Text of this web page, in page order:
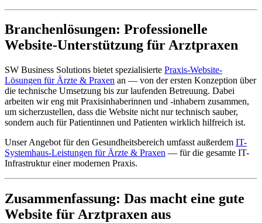
Branchenlösungen: Professionelle
Website-Unterstützung für Arztpraxen
SW Business Solutions bietet spezialisierte Praxis-Website-
Lösungen für Ärzte & Praxen an — von der ersten Konzeption über
die technische Umsetzung bis zur laufenden Betreuung. Dabei
arbeiten wir eng mit Praxisinhaberinnen und -inhabern zusammen,
um sicherzustellen, dass die Website nicht nur technisch sauber,
sondern auch für Patientinnen und Patienten wirklich hilfreich ist.
Unser Angebot für den Gesundheitsbereich umfasst außerdem IT-
Systemhaus-Leistungen für Ärzte & Praxen — für die gesamte IT-
Infrastruktur einer modernen Praxis.
Zusammenfassung: Das macht eine gute
Website für Arztpraxen aus